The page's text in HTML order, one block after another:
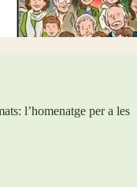
l’homenatge per a les